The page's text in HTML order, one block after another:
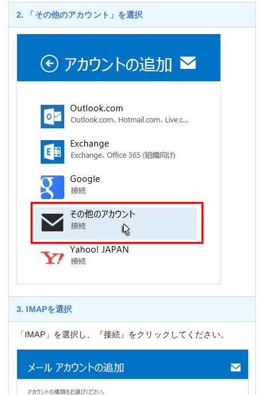
2. 「その他のアカウント」を選択
3. IMAPを選択
「IMAP」を選択し、『接続』をクリックしてください。